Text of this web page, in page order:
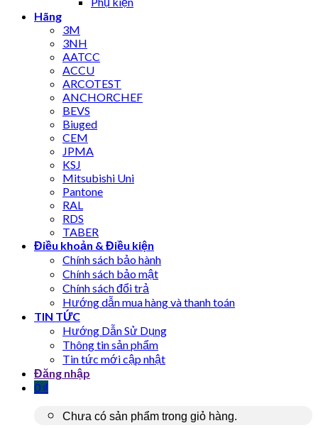
Hãng
3M
3NH
AATCC
ACCU
ARCOTEST
ANCHORCHEF
BEVS
Biuged
CEM
JPMA
KSJ
Mitsubishi Uni
Pantone
RAL
RDS
TABER
Điều khoản & Điều kiện
Chính sách bảo hành
Chính sách bảo mật
Chính sách đổi trả
Hướng dẫn mua hàng và thanh toán
TIN TỨC
Hướng Dẫn Sử Dụng
Thông tin sản phẩm
Tin tức mới cập nhật
Đăng nhập
0 ₫
Chưa có sản phẩm trong giỏ hàng.